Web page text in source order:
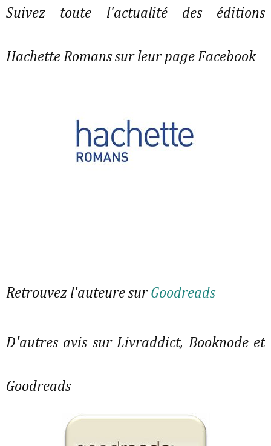
Suivez toute l'actualité des éditions
Hachette Romans sur leur page Facebook
Retrouvez l'auteure sur Goodreads
D'autres avis sur Livraddict, Booknode et
Goodreads